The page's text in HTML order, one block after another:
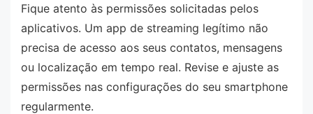
Fique atento às permissões solicitadas pelos
aplicativos. Um app de streaming legítimo não
precisa de acesso aos seus contatos, mensagens
ou localização em tempo real. Revise e ajuste as
permissões nas configurações do seu smartphone
regularmente.